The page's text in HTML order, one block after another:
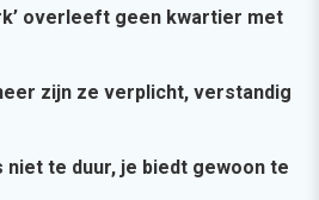
overleeft geen kwartier met
zijn ze verplicht, verstandig
niet te duur, je biedt gewoon te